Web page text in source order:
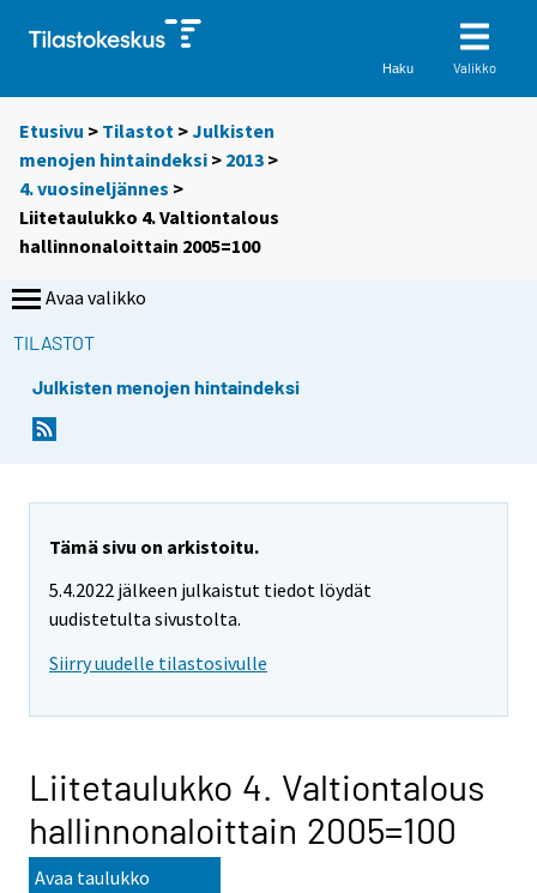
Haku Valikko
Etusivu > Tilastot >Julkisten
menojen hintaindeksi > 2013 >
4. vuosineljännes >
Liitetaulukko 4. Valtiontalous
hallinnonaloittain 2005=100
Avaa valikko
TILASTOT
Julkisten menojen hintaindeksi
Tämä sivu on arkistoitu.
5.4.2022 jälkeen julkaistut tiedot löydät
uudistetulta sivustolta.
Siirry uudelle tilastosivulle
Liitetaulukko 4. Valtiontalous
hallinnonaloittain 2005=100
Avaa taulukko